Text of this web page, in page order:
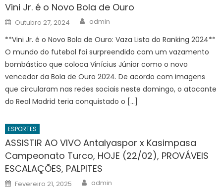
Vini Jr. é o Novo Bola de Ouro
Posted
on
Outubro 27, 2024 Author
admin
**Vini Jr. é o Novo Bola de Ouro: Vaza Lista do Ranking 2024**
O mundo do futebol foi surpreendido com um vazamento
bombástico que coloca Vinícius Júnior como o novo
vencedor da Bola de Ouro 2024. De acordo com imagens
que circularam nas redes sociais neste domingo, o atacante
do Real Madrid teria conquistado o […]
ESPORTES
ASSISTIR AO VIVO Antalyaspor x Kasimpasa
Campeonato Turco, HOJE (22/02), PROVÁVEIS
ESCALAÇÕES, PALPITES
Posted
on
Fevereiro 21, 2025 Author
admin